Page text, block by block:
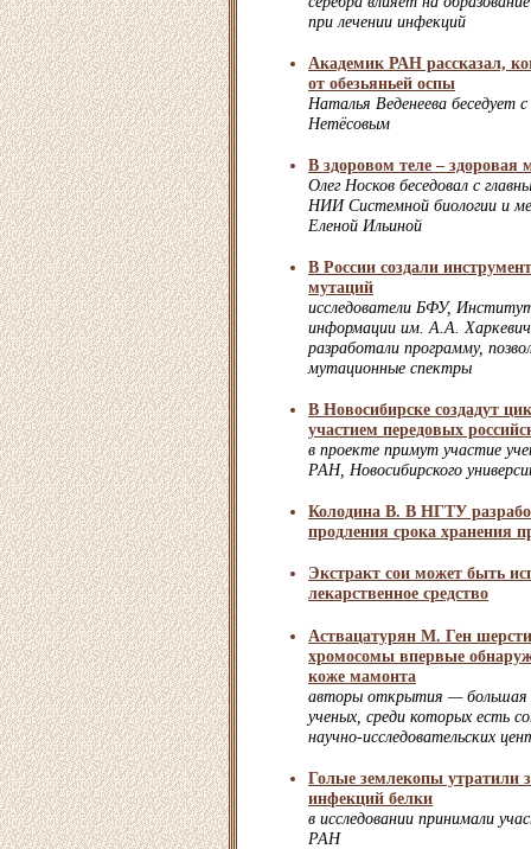
при лечении инфекций
Академик РАН рассказал,
от обезьяньей оспы
Наталья Веденеева беседует
Нетёсовым
В здоровом теле – здоровая
Олег Носков беседовал с
НИИ Системной биологии и
Еленой Ильиной
В России создали
мутаций
исследователи БФУ,
информации им. А.А.
разработали программу,
мутационные спектры
В Новосибирске создадут
участием передовых
в проекте примут участие
РАН, Новосибирского
Колодина В. В НГТУ
продления срока хранения
Экстракт сои может быть
лекарственное средство
Аствацатурян М. Ген
хромосомы впервые
коже мамонта
авторы открытия — большая
ученых, среди которых есть
научно-исследовательских
Голые землекопы
инфекций белки
в исследовании принимали
РАН